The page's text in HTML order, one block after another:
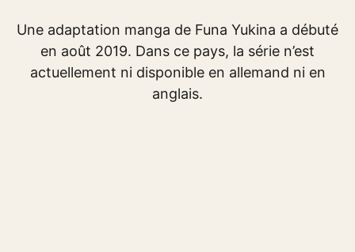
Une adaptation manga de Funa Yukina a débuté
en août 2019. Dans ce pays, la série n’est
actuellement ni disponible en allemand ni en
anglais.